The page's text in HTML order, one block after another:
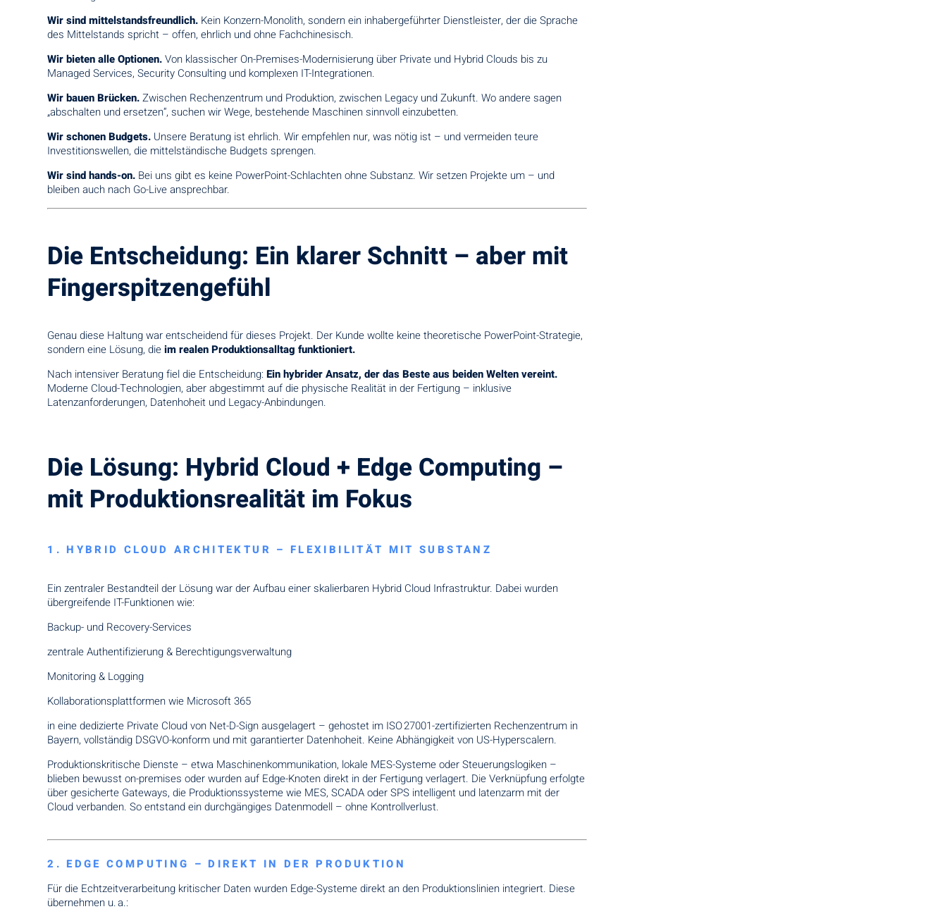
Wir sind mittelstandsfreundlich. Kein Konzern-Monolith, sondern ein inhabergeführter Dienstleister, der die Sprache
des Mittelstands spricht – offen, ehrlich und ohne Fachchinesisch.
Wir bieten alle Optionen.Von klassischer On-Premises-Modernisierung über Private und Hybrid Clouds bis zu
Managed Services, Security Consulting und komplexen IT-Integrationen.
Wir bauen Brücken.Zwischen Rechenzentrum und Produktion, zwischen Legacy und Zukunft. Wo andere sagen
„abschalten und ersetzen“, suchen wir Wege, bestehende Maschinen sinnvoll einzubetten.
Wir schonen Budgets. Unsere Beratung ist ehrlich. Wir empfehlen nur, was nötig ist – und vermeiden teure
Investitionswellen, die mittelständische Budgets sprengen.
Wir sind hands-on. Bei uns gibt es keine PowerPoint-Schlachten ohne Substanz. Wir setzen Projekte um – und
bleiben auch nach Go-Live ansprechbar.
Die Entscheidung: Ein klarer Schnitt – aber mit
Fingerspitzengefühl
Genau diese Haltung war entscheidend für dieses Projekt. Der Kunde wollte keine theoretische PowerPoint-Strategie,
sondern eine Lösung, dieim realen Produktionsalltag funktioniert.
Nach intensiver Beratung fiel die Entscheidung:Ein hybrider Ansatz, der das Beste aus beiden Welten vereint.
Moderne Cloud-Technologien, aber abgestimmt auf die physische Realität in der Fertigung – inklusive
Latenzanforderungen, Datenhoheit und Legacy-Anbindungen.
Die Lösung: Hybrid Cloud + Edge Computing –
mit Produktionsrealität im Fokus
1. HYBRID CLOUD ARCHITEKTUR – FLEXIBILITÄT MIT SUBSTANZ
Ein zentraler Bestandteil der Lösung war der Aufbau einer skalierbaren Hybrid Cloud Infrastruktur. Dabei wurden
übergreifende IT-Funktionen wie:
Backup- und Recovery-Services
zentrale Authentifizierung & Berechtigungsverwaltung
Monitoring & Logging
Kollaborationsplattformen wie Microsoft 365
in eine dedizierte Private Cloud von Net-D-Sign ausgelagert – gehostet im ISO 27001-zertifizierten Rechenzentrum in
Bayern, vollständig DSGVO-konform und mit garantierter Datenhoheit. Keine Abhängigkeit von US-Hyperscalern.
Produktionskritische Dienste – etwa Maschinenkommunikation, lokale MES-Systeme oder Steuerungslogiken –
blieben bewusst on-premises oder wurden auf Edge-Knoten direkt in der Fertigung verlagert. Die Verknüpfung erfolgte
über gesicherte Gateways, die Produktionssysteme wie MES, SCADA oder SPS intelligent und latenzarm mit der
Cloud verbanden. So entstand ein durchgängiges Datenmodell – ohne Kontrollverlust.
2. EDGE COMPUTING – DIREKT IN DER PRODUKTION
Für die Echtzeitverarbeitung kritischer Daten wurden Edge-Systeme direkt an den Produktionslinien integriert. Diese
übernehmen u. a.: